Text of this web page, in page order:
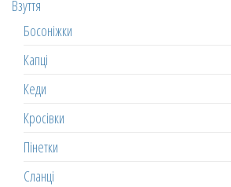
Взуття
Босоніжки
Капці
Кеди
Кросівки
Пінетки
Сланці